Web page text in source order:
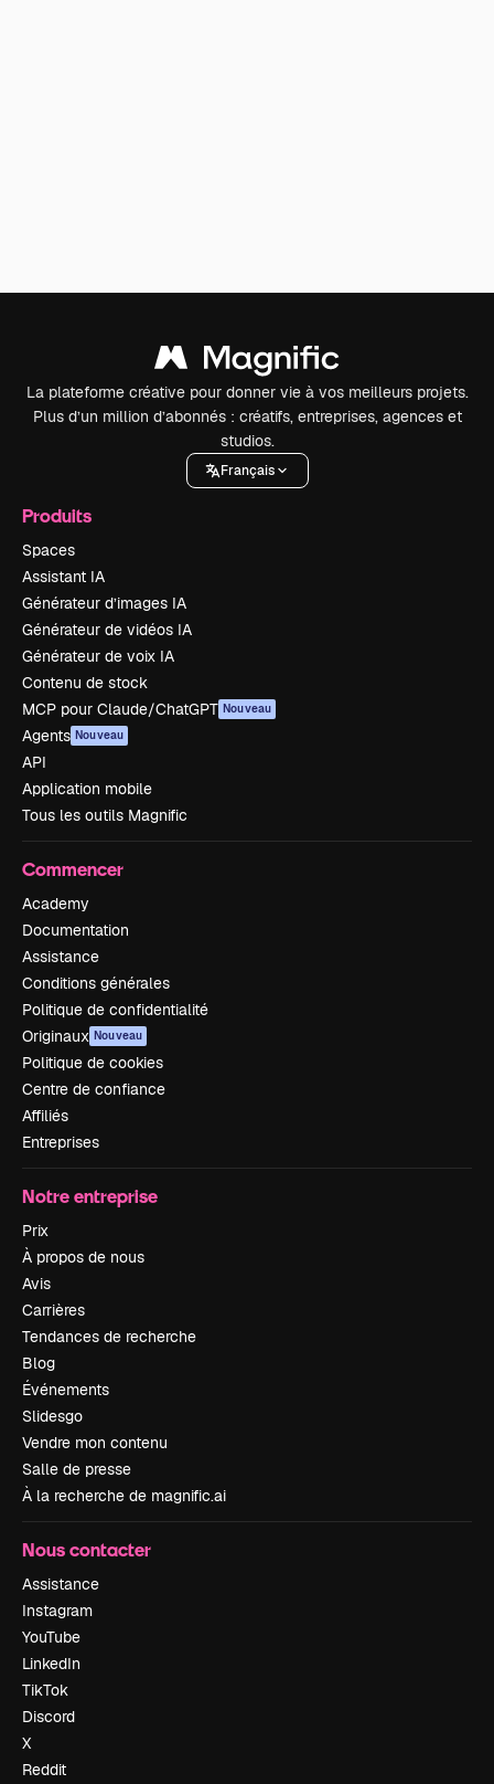
La plateforme créative pour donner vie à vos meilleurs projets.
Plus d’un million d’abonnés : créatifs, entreprises, agences et
studios.
Français
Produits
Spaces
Assistant IA
Générateur d’images IA
Générateur de vidéos IA
Générateur de voix IA
Contenu de stock
MCP pour Claude/ChatGPT Nouveau
Agents Nouveau
API
Application mobile
Tous les outils Magnific
Commencer
Academy
Documentation
Assistance
Conditions générales
Politique de confidentialité
Originaux Nouveau
Politique de cookies
Centre de confiance
Affiliés
Entreprises
Notre entreprise
Prix
À propos de nous
Avis
Carrières
Tendances de recherche
Blog
Événements
Slidesgo
Vendre mon contenu
Salle de presse
À la recherche de magnific.ai
Nous contacter
Assistance
Instagram
YouTube
LinkedIn
TikTok
Discord
X
Reddit